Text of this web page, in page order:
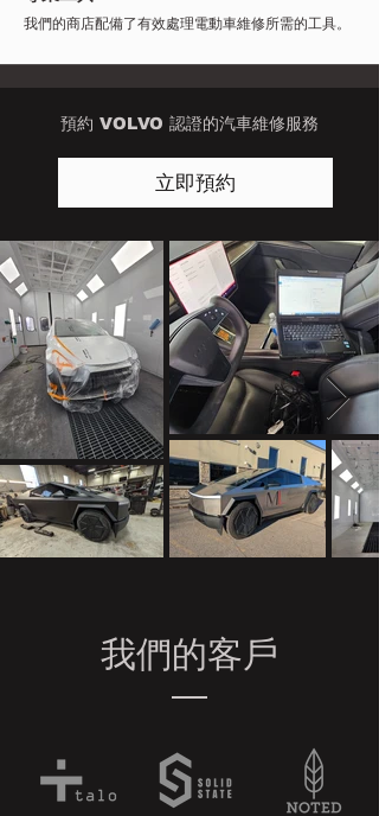
我們的商店配備了有效處理電動車維修所需的工具。
預約 VOLVO 認證的汽車維修服務
立即預約
我們的客戶